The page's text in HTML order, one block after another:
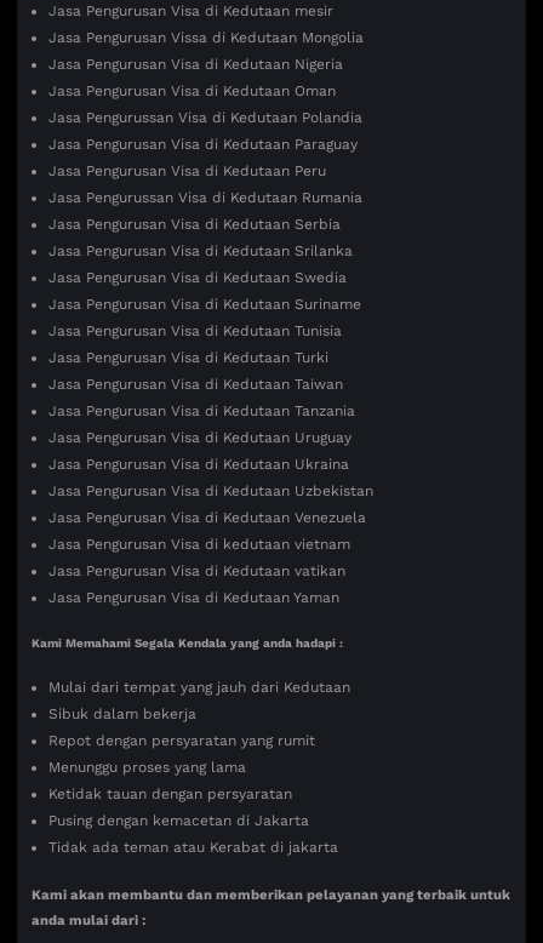
Jasa Pengurusan Visa di Kedutaan mesir
Jasa Pengurusan Vissa di Kedutaan Mongolia
Jasa Pengurusan Visa di Kedutaan Nigeria
Jasa Pengurusan Visa di Kedutaan Oman
Jasa Pengurussan Visa di Kedutaan Polandia
Jasa Pengurusan Visa di Kedutaan Paraguay
Jasa Pengurusan Visa di Kedutaan Peru
Jasa Pengurussan Visa di Kedutaan Rumania
Jasa Pengurusan Visa di Kedutaan Serbia
Jasa Pengurusan Visa di Kedutaan Srilanka
Jasa Pengurusan Visa di Kedutaan Swedia
Jasa Pengurusan Visa di Kedutaan Suriname
Jasa Pengurusan Visa di Kedutaan Tunisia
Jasa Pengurusan Visa di Kedutaan Turki
Jasa Pengurusan Visa di Kedutaan Taiwan
Jasa Pengurusan Visa di Kedutaan Tanzania
Jasa Pengurusan Visa di Kedutaan Uruguay
Jasa Pengurusan Visa di Kedutaan Ukraina
Jasa Pengurusan Visa di Kedutaan Uzbekistan
Jasa Pengurusan Visa di Kedutaan Venezuela
Jasa Pengurusan Visa di kedutaan vietnam
Jasa Pengurusan Visa di Kedutaan vatikan
Jasa Pengurusan Visa di Kedutaan Yaman
Kami Memahami Segala Kendala yang anda hadapi :
Mulai dari tempat yang jauh dari Kedutaan
Sibuk dalam bekerja
Repot dengan persyaratan yang rumit
Menunggu proses yang lama
Ketidak tauan dengan persyaratan
Pusing dengan kemacetan di Jakarta
Tidak ada teman atau Kerabat di jakarta
Kami akan membantu dan memberikan pelayanan yang terbaik untuk
anda mulai dari :